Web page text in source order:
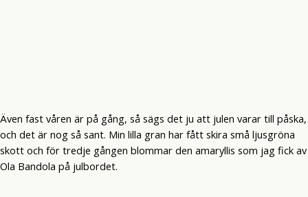
Även fast våren är på gång, så sägs det ju att julen varar till påska,
och det är nog så sant. Min lilla gran har fått skira små ljusgröna
skott och för tredje gången blommar den amaryllis som jag fick av
Ola Bandola på julbordet.